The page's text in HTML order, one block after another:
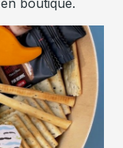
boutique.